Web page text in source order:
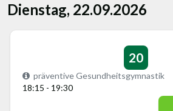
Dienstag, 22.09.2026
20
präventive Gesundheitsgymnastik
18:15 - 19:30